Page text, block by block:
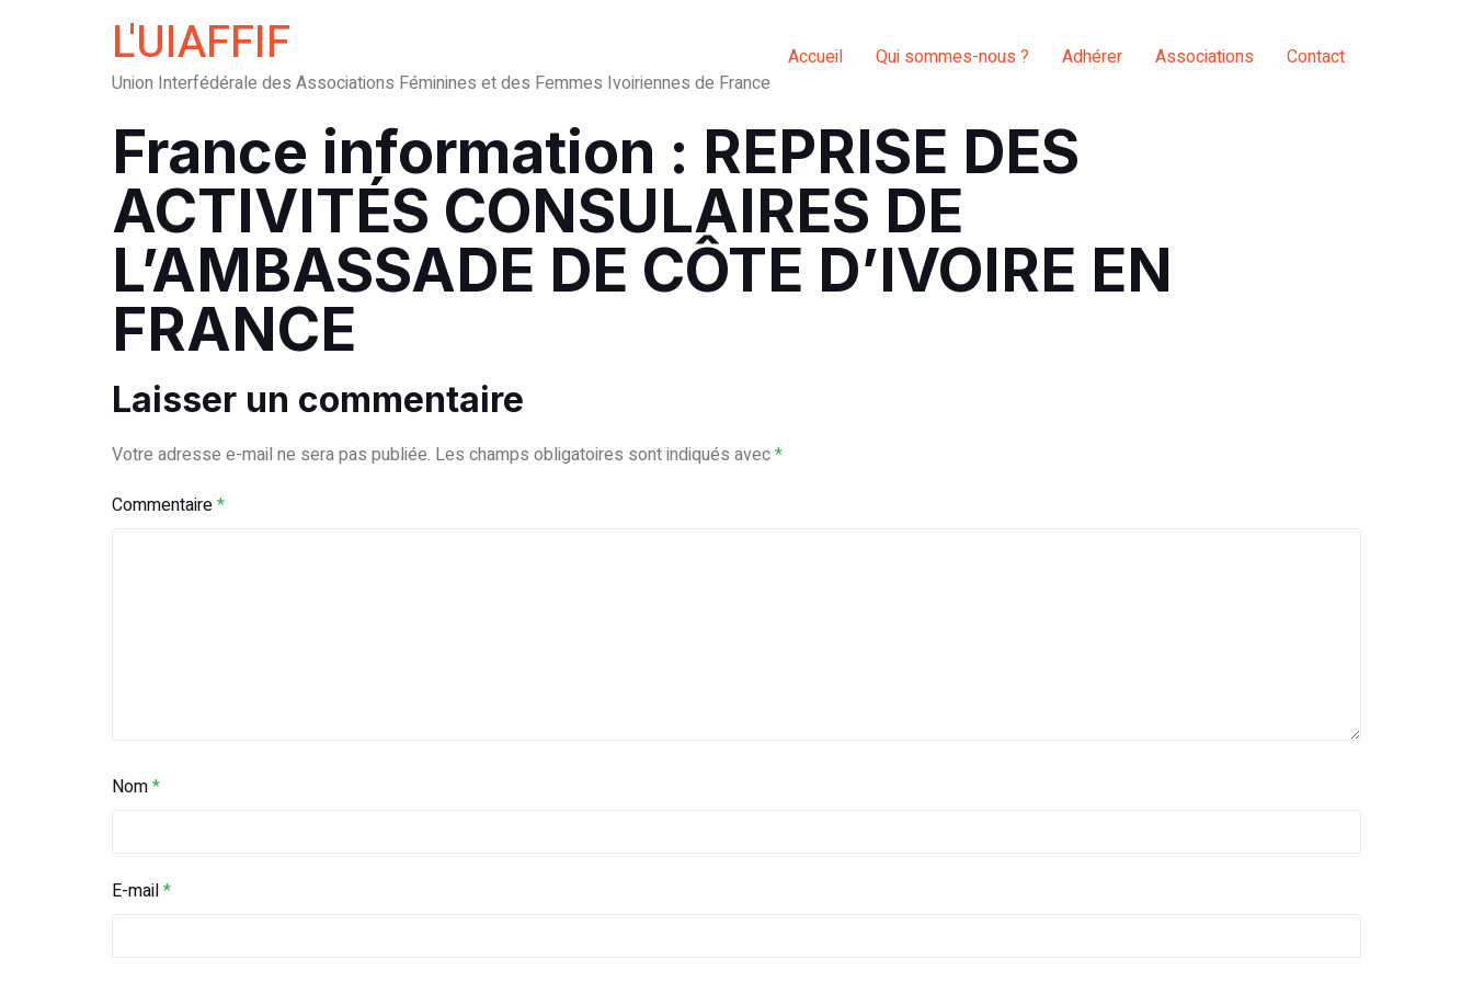
L'UIAFFIF
Union Interfédérale des Associations Féminines et des Femmes Ivoiriennes de France
Accueil Qui sommes-nous ? Adhérer Associations Contact
France information : REPRISE DES
ACTIVITÉS CONSULAIRES DE
L’AMBASSADE DE CÔTE D’IVOIRE EN
FRANCE
Laisser un commentaire
Votre adresse e-mail ne sera pas publiée. Les champs obligatoires sont indiqués avec*
Commentaire*
Nom*
E-mail*